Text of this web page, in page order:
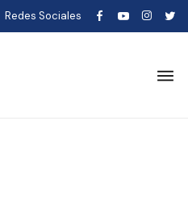
Redes Sociales